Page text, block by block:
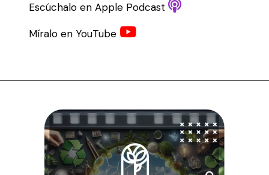
Escúchalo en Apple Podcast
Míralo en YouTube